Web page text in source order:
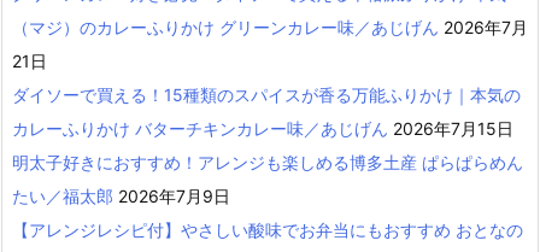
（マジ）のカレーふりかけ グリーンカレー味／あじげん 2026年7月
21日
ダイソーで買える！15種類のスパイスが香る万能ふりかけ｜本気の
カレーふりかけ バターチキンカレー味／あじげん 2026年7月15日
明太子好きにおすすめ！アレンジも楽しめる博多土産 ぱらぱらめん
たい／福太郎 2026年7月9日
【アレンジレシピ付】やさしい酸味でお弁当にもおすすめ おとなの